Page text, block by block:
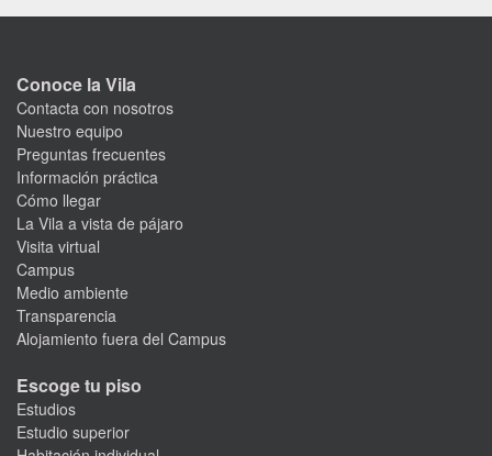
Conoce la Vila
Contacta con nosotros
Nuestro equipo
Preguntas frecuentes
Información práctica
Cómo llegar
La Vila a vista de pájaro
Visita virtual
Campus
Medio ambiente
Transparencia
Alojamiento fuera del Campus
Escoge tu piso
Estudios
Estudio superior